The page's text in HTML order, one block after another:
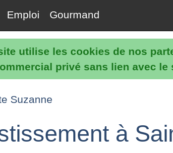
utilise les cookies de nos
privé sans lien avec
Emploi Gourmand
Suzanne
à